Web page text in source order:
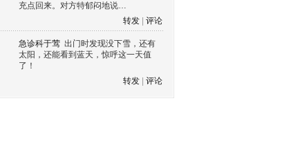
充点回来。对方特郁闷地说…
转发
评论
急诊科于莺 出门时发现没下雪，还有
太阳，还能看到蓝天，惊呼这一天值
了！
转发
评论